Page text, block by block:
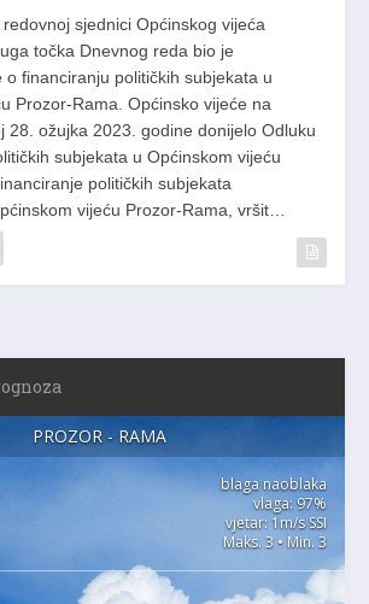
sjednici Općinskog vijeća
točka Dnevnog reda bio je
o financiranju političkih subjekata u
Prozor-Rama. Općinsko vijeće na
28. ožujka 2023. godine donijelo Odluku
subjekata u Općinskom vijeću
političkih subjekata
vijeću Prozor-Rama, vršit…
PROZOR - RAMA
blaga naoblaka
vlaga: 97%
vjetar: 1m/s SSI
Maks. 3 • Min. 3